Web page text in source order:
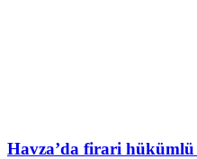
Havza’da firari